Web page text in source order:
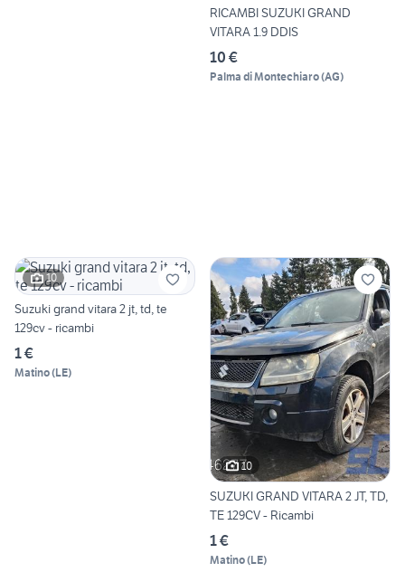
RICAMBI SUZUKI GRAND
VITARA 1.9 DDIS
10 €
Palma di Montechiaro(AG)
10
Suzuki grand vitara 2 jt, td, te
129cv - ricambi
1 €
Matino(LE)
10
SUZUKI GRAND VITARA 2 JT, TD,
TE 129CV - Ricambi
1 €
Matino(LE)